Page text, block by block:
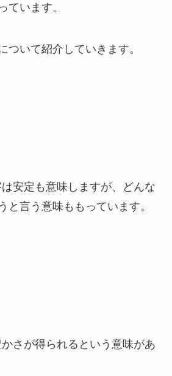
ています。
ついて紹介していきます。
安定も意味しますが、どんな
と言う意味ももっています。
さが得られるという意味があ